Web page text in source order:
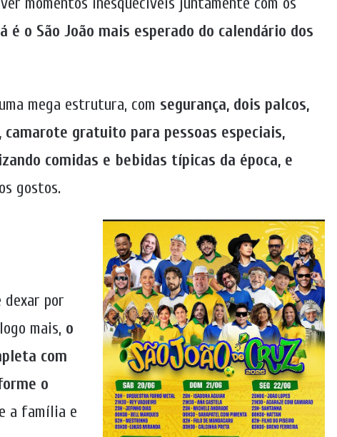
é o São João mais esperado do calendário dos
mega estrutura, com segurança, dois palcos,
camarote gratuito para pessoas especiais,
comidas e bebidas típicas da época, e
gostos.
dexar por
mais, o
com
o
a família e